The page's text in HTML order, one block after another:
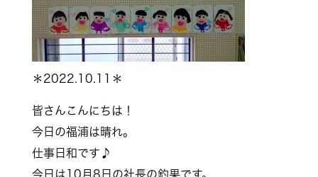
＊2022.10.11＊
皆さんこんにちは！
今日の福浦は晴れ。
仕事日和です♪
今日は10月8日の社長の釣果です。